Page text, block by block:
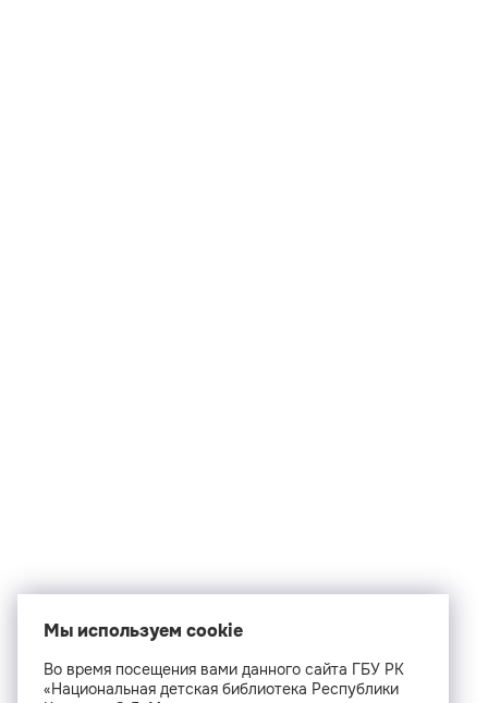
Мы используем cookie
Во время посещения вами данного сайта ГБУ РК
«Национальная детская библиотека Республики